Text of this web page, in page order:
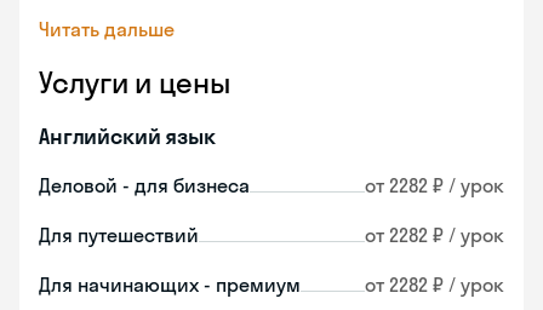
Читать дальше
Услуги и цены
Английский язык
Деловой - для бизнеса от 2282 ₽ / урок
Для путешествий от 2282 ₽ / урок
Для начинающих - премиум от 2282 ₽ / урок